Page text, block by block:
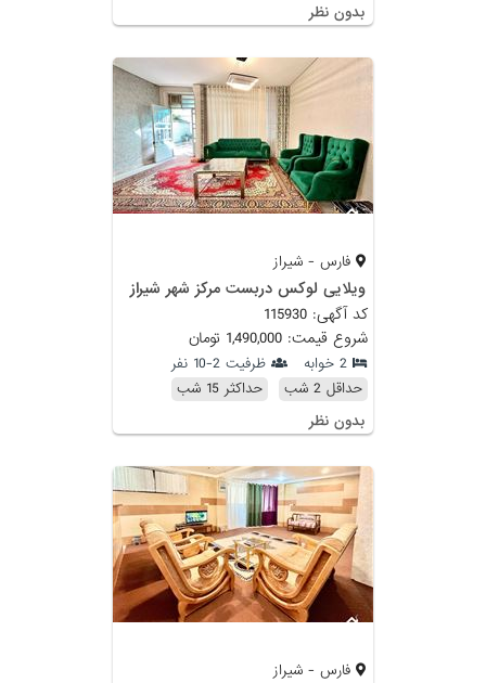
بدون نظر
فارس - شیراز
ویلایی لوکس دربست مرکز شهر شیراز
کد آگهی: 115930
شروع قیمت: 1,490,000 تومان
2 خوابه
ظرفیت 2-10 نفر
حداقل 2 شب
حداکثر 15 شب
بدون نظر
فارس - شیراز